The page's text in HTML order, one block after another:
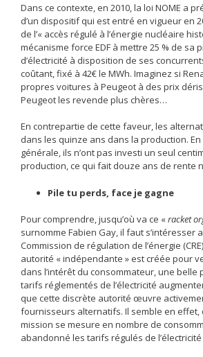
Dans ce contexte, en 2010, la loi NOME a
d’un dispositif qui est entré en vigueur en
de l’« accès régulé à l’énergie nucléaire
mécanisme force EDF à mettre 25 % de sa
d’électricité à disposition de ses
coûtant, fixé à 42€ le MWh. Imaginez si
propres voitures à Peugeot à des prix
Peugeot les revende plus chères…
En contrepartie de cette faveur, les
dans les quinze ans dans la production. En
générale, ils n’ont pas investi un seul
production, ce qui fait douze ans de rente
Pile tu perds, face je gagne
Pour comprendre, jusqu’où va ce «racket
surnomme Fabien Gay, il faut s’intéresser
Commission de régulation de l’énergie
autorité « indépendante » est créée pour
dans l’intérêt du consommateur, une belle
tarifs réglementés de l’électricité
que cette discrète autorité œuvre
fournisseurs alternatifs. Il semble en effet,
mission se mesure en nombre de
abandonné les tarifs régulés de